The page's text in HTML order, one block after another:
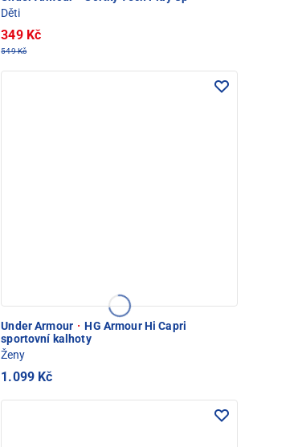
Děti
349 Kč
549 Kč
Under Armour · HG Armour Hi Capri
sportovní kalhoty
Ženy
1.099 Kč